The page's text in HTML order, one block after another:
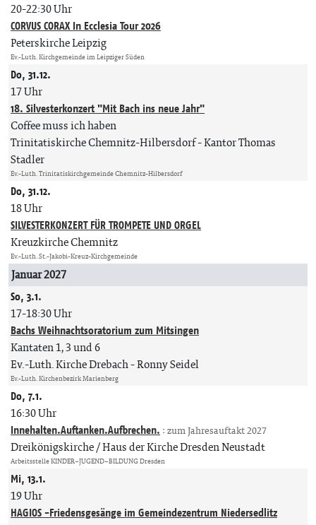
20-22:30 Uhr
CORVUS CORAX In Ecclesia Tour 2026
Peterskirche Leipzig
Ev.-Luth. Kirchgemeinde im Leipziger Süden
Do, 31.12.
17 Uhr
18. Silvesterkonzert "Mit Bach ins neue Jahr"
Coffee muss ich haben
Trinitatiskirche Chemnitz-Hilbersdorf Kantor Thomas
Stadler
Ev.-Luth. Trinitatiskirchgemeinde Chemnitz-Hilbersdorf
Do, 31.12.
18 Uhr
SILVESTERKONZERT FÜR TROMPETE UND ORGEL
Kreuzkirche Chemnitz
Ev.-Luth. St.-Jakobi-Kreuz-Kirchgemeinde
Januar 2027
So, 3.1.
17-18:30 Uhr
Bachs Weihnachtsoratorium zum Mitsingen
Kantaten 1, 3 und 6
Ev.-Luth. Kirche Drebach Ronny Seidel
Ev.-Luth. Kirchenbezirk Marienberg
Do, 7.1.
16:30 Uhr
Innehalten.Auftanken.Aufbrechen. : zum Jahresauftakt 2027
Dreikönigskirche / Haus der Kirche Dresden Neustadt
Arbeitsstelle KINDER–JUGEND–BILDUNG Dresden
Mi, 13.1.
19 Uhr
HAGIOS -Friedensgesänge im Gemeindezentrum Niedersedlitz